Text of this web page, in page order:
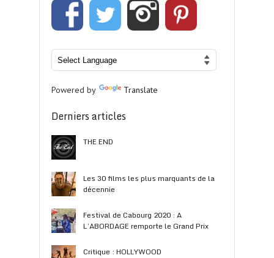
Powered by Translate
Derniers articles
THE END
Les 30 films les plus marquants de la
décennie
Festival de Cabourg 2020 : A
L’ABORDAGE remporte le Grand Prix
Critique : HOLLYWOOD